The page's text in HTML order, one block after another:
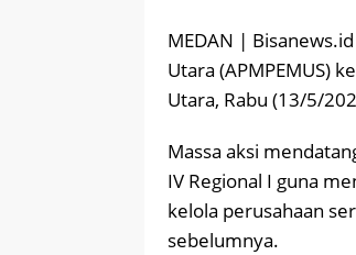
MEDAN |
Utara (APMPEMUS)
Utara, Rabu (13/5/
Massa aksi
IV Regional I guna
kelola perusahaan
sebelumnya.